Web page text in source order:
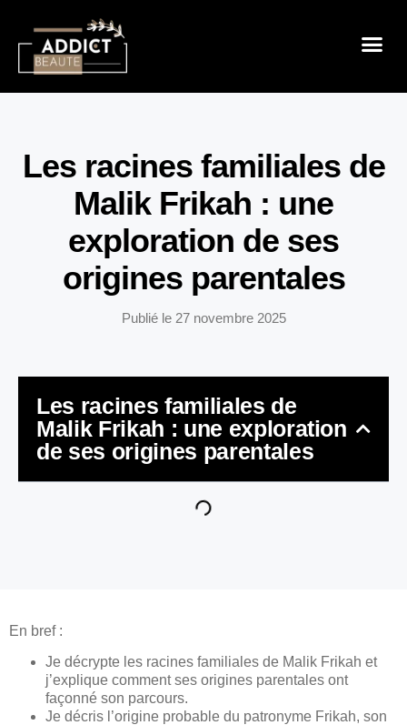
Les racines familiales de
Malik Frikah : une
exploration de ses
origines parentales
Publié le 27 novembre 2025
Les racines familiales de
Malik Frikah : une exploration
de ses origines parentales
En bref :
Je décrypte les racines familiales de Malik Frikah et
j’explique comment ses origines parentales ont
façonné son parcours.
Je décris l’origine probable du patronyme Frikah, son